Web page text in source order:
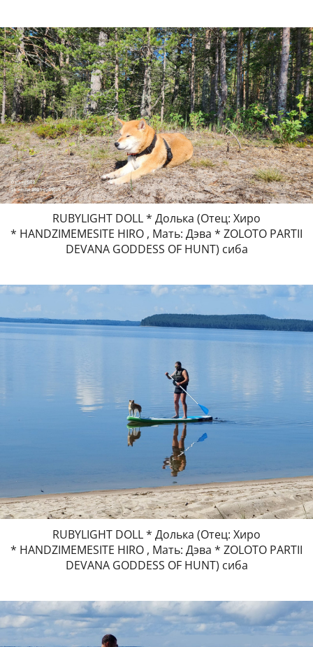
RUBYLIGHT DOLL * Долька (Отец: Хиро
* HANDZIMEMESITE HIRO , Мать: Дэва * ZOLOTO PARTII
DEVANA GODDESS OF HUNT) сиба
RUBYLIGHT DOLL * Долька (Отец: Хиро
* HANDZIMEMESITE HIRO , Мать: Дэва * ZOLOTO PARTII
DEVANA GODDESS OF HUNT) сиба